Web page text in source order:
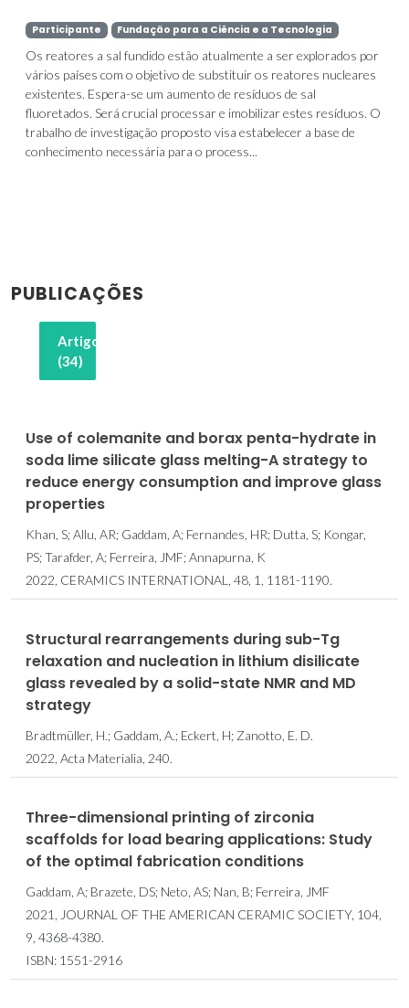
Participante Fundação para a Ciência e a Tecnologia
Os reatores a sal fundido estão atualmente a ser explorados por
vários países com o objetivo de substituir os reatores nucleares
existentes. Espera-se um aumento de resíduos de sal
fluoretados. Será crucial processar e imobilizar estes resíduos. O
trabalho de investigação proposto visa estabelecer a base de
conhecimento necessária para o process...
PUBLICAÇÕES
Artigos
(34)
Use of colemanite and borax penta-hydrate in
soda lime silicate glass melting-A strategy to
reduce energy consumption and improve glass
properties
Khan, S; Allu, AR; Gaddam, A; Fernandes, HR; Dutta, S; Kongar,
PS; Tarafder, A; Ferreira, JMF; Annapurna, K
2022, CERAMICS INTERNATIONAL, 48, 1, 1181-1190.
Structural rearrangements during sub-Tg
relaxation and nucleation in lithium disilicate
glass revealed by a solid-state NMR and MD
strategy
Bradtmüller, H.; Gaddam, A.; Eckert, H; Zanotto, E. D.
2022, Acta Materialia, 240.
Three-dimensional printing of zirconia
scaffolds for load bearing applications: Study
of the optimal fabrication conditions
Gaddam, A; Brazete, DS; Neto, AS; Nan, B; Ferreira, JMF
2021, JOURNAL OF THE AMERICAN CERAMIC SOCIETY, 104,
9, 4368-4380.
ISBN: 1551-2916